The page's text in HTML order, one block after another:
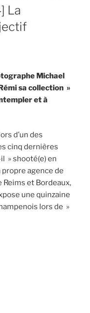
La
Michael
sa collection »
et à
d’un des
cinq dernières
» shooté(e) en
agence de
et Bordeaux,
une quinzaine
lors de »